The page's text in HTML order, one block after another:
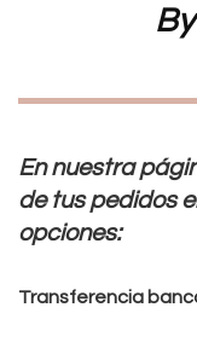
En nuestra
de tus pedidos
opciones:
Transferencia